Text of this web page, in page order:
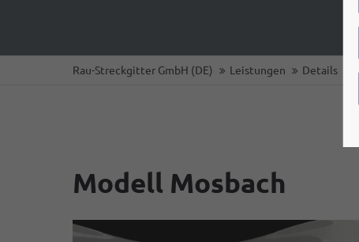
Rau-Streckgitter GmbH (DE) Leistungen Details
Modell Mosbach